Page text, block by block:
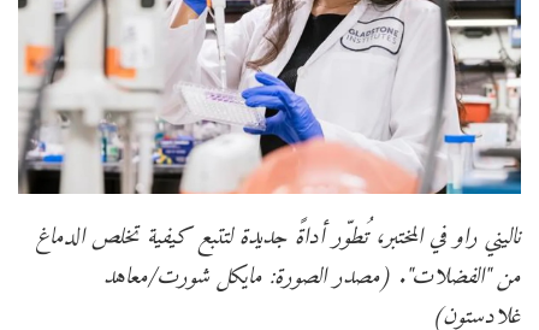
ناليني راو في المختبر، تُطوّر أداةً جديدة لتتبع كيفية تخلص الدماغ
من "الفضلات". (مصدر الصورة: مايكل شورت/معاهد
غلادستون)